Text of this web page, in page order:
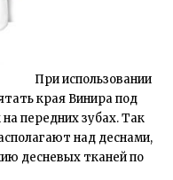
При использовании
края Винира под
на передних зубах. Так
над деснами,
десневых тканей по